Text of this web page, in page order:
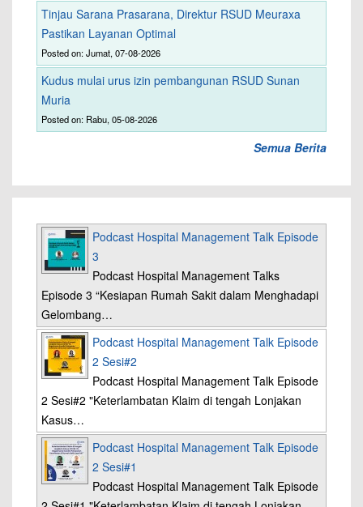
Tinjau Sarana Prasarana, Direktur RSUD Meuraxa
Pastikan Layanan Optimal
Posted on: Jumat, 07-08-2026
Kudus mulai urus izin pembangunan RSUD Sunan
Muria
Posted on: Rabu, 05-08-2026
Semua Berita
Podcast Hospital Management Talk Episode
3
Podcast Hospital Management Talks
Episode 3 “Kesiapan Rumah Sakit dalam Menghadapi
Gelombang…
Podcast Hospital Management Talk Episode
2 Sesi#2
Podcast Hospital Management Talk Episode
2 Sesi#2 "Keterlambatan Klaim di tengah Lonjakan
Kasus…
Podcast Hospital Management Talk Episode
2 Sesi#1
Podcast Hospital Management Talk Episode